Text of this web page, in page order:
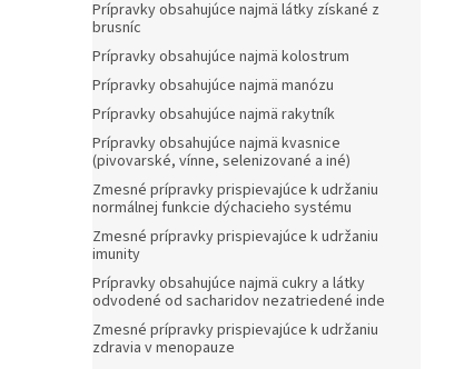
Prípravky obsahujúce najmä látky získané z
brusníc
Prípravky obsahujúce najmä kolostrum
Prípravky obsahujúce najmä manózu
Prípravky obsahujúce najmä rakytník
Prípravky obsahujúce najmä kvasnice
(pivovarské, vínne, selenizované a iné)
Zmesné prípravky prispievajúce k udržaniu
normálnej funkcie dýchacieho systému
Zmesné prípravky prispievajúce k udržaniu
imunity
Prípravky obsahujúce najmä cukry a látky
odvodené od sacharidov nezatriedené inde
Zmesné prípravky prispievajúce k udržaniu
zdravia v menopauze